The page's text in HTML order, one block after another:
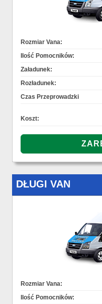
Rozmiar Vana:
Ilość Pomocników:
Załadunek:
Rozładunek:
Czas Przeprowadzki
Koszt:
DŁUGI VAN
Rozmiar Vana:
Ilość Pomocników: